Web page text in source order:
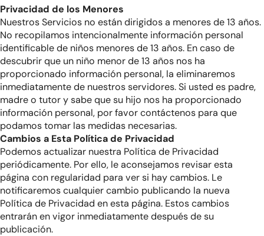
Privacidad de los Menores
Nuestros Servicios no están dirigidos a menores de 13 años.
No recopilamos intencionalmente información personal
identificable de niños menores de 13 años. En caso de
descubrir que un niño menor de 13 años nos ha
proporcionado información personal, la eliminaremos
inmediatamente de nuestros servidores. Si usted es padre,
madre o tutor y sabe que su hijo nos ha proporcionado
información personal, por favor contáctenos para que
podamos tomar las medidas necesarias.
Cambios a Esta Política de Privacidad
Podemos actualizar nuestra Política de Privacidad
periódicamente. Por ello, le aconsejamos revisar esta
página con regularidad para ver si hay cambios. Le
notificaremos cualquier cambio publicando la nueva
Política de Privacidad en esta página. Estos cambios
entrarán en vigor inmediatamente después de su
publicación.